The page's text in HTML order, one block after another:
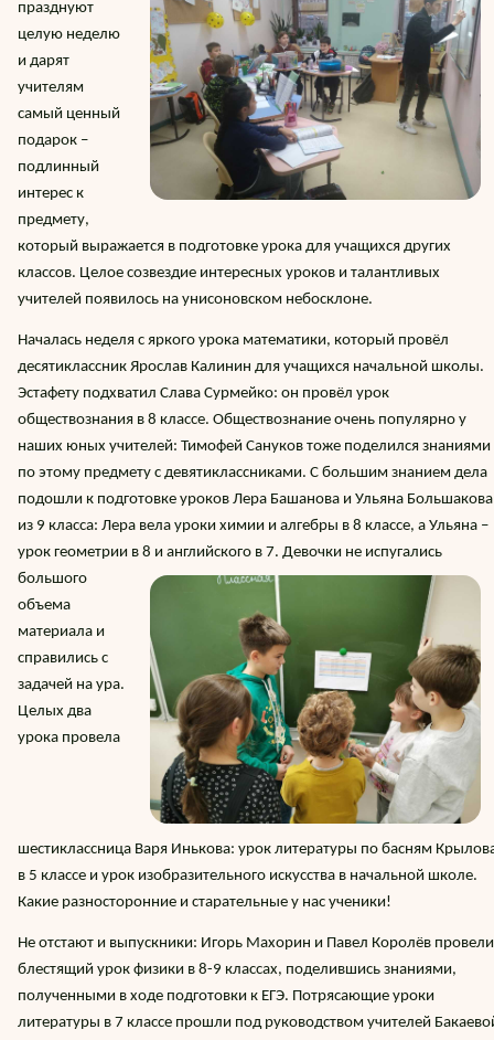
празднуют
целую неделю
и дарят
учителям
самый ценный
подарок –
подлинный
интерес к
предмету,
который выражается в подготовке урока для учащихся других
классов. Целое созвездие интересных уроков и талантливых
учителей появилось на унисоновском небосклоне.
Началась неделя с яркого урока математики, который провёл
десятиклассник Ярослав Калинин для учащихся начальной школы.
Эстафету подхватил Слава Сурмейко: он провёл урок
обществознания в 8 классе. Обществознание очень популярно у
наших юных учителей: Тимофей Сануков тоже поделился знаниями
по этому предмету с девятиклассниками. С большим знанием дела
подошли к подготовке уроков Лера Башанова и Ульяна Большакова
из 9 класса: Лера вела уроки химии и алгебры в 8 классе, а Ульяна –
урок геометрии в 8 и английского в 7. Девочки не испугались
большого
объема
материала и
справились с
задачей на ура.
Целых два
урока провела
шестиклассница Варя Инькова: урок литературы по басням
в 5 классе и урок изобразительного искусства в начальной школе.
Какие разносторонние и старательные у нас ученики!
Не отстают и выпускники: Игорь Махорин и Павел Королёв провели
блестящий урок физики в 8-9 классах, поделившись знаниями,
полученными в ходе подготовки к ЕГЭ. Потрясающие уроки
литературы в 7 классе прошли под руководством учителей